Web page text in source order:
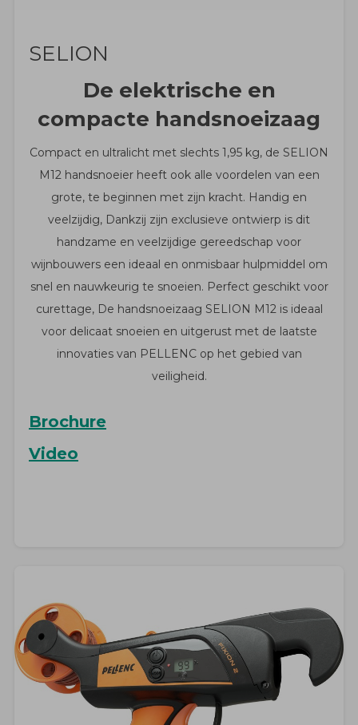
SELION
De elektrische en
compacte handsnoeizaag
Compact en ultralicht met slechts 1,95 kg, de SELION
M12 handsnoeier heeft ook alle voordelen van een
grote, te beginnen met zijn kracht. Handig en
veelzijdig, Dankzij zijn exclusieve ontwierp is dit
handzame en veelzijdige gereedschap voor
wijnbouwers een ideaal en onmisbaar hulpmiddel om
snel en nauwkeurig te snoeien. Perfect geschikt voor
curettage, De handsnoeizaag SELION M12 is ideaal
voor delicaat snoeien en uitgerust met de laatste
innovaties van PELLENC op het gebied van
veiligheid.
Brochure
Video